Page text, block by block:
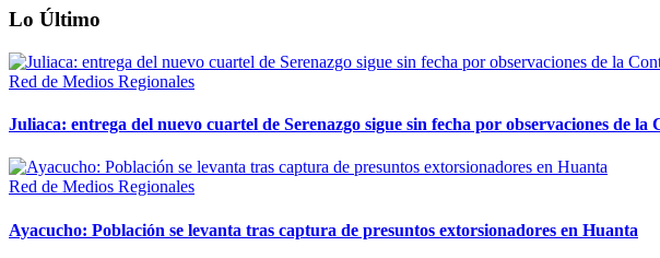
Lo Último
Red de Medios Regionales
Juliaca: entrega del nuevo cuartel de Serenazgo sigue sin fecha por observaciones de la
Red de Medios Regionales
Ayacucho: Población se levanta tras captura de presuntos extorsionadores en Huanta